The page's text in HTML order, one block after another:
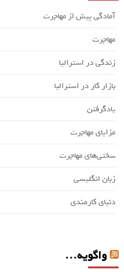
آمادگی پیش از مهاجرت
مهاجرت
زندگی در استرالیا
بازار کار در استرالیا
یادگرفتن
مزایای مهاجرت
سختی‌های مهاجرت
زبان انگلیسی
دنیای کارمندی
واگویه…